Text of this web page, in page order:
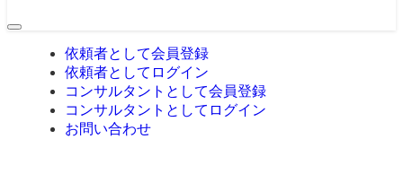
依頼者として会員登録
依頼者としてログイン
コンサルタントとして会員登録
コンサルタントとしてログイン
お問い合わせ